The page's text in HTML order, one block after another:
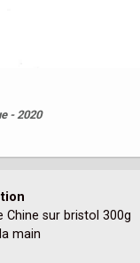
- 2020
Chine sur bristol 300g
main